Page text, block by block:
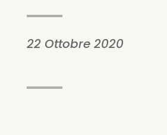
22 Ottobre 2020